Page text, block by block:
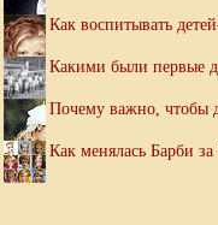
Как воспитывать
Какими были первые
Почему важно, чтобы
Как менялась Барби за